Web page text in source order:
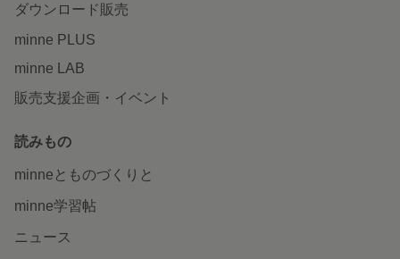
ダウンロード販売
minne PLUS
minne LAB
販売支援企画・イベント
読みもの
minneとものづくりと
minne学習帖
ニュース